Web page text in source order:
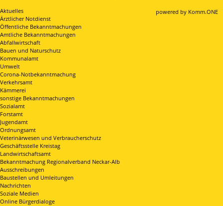
powered by Komm.ONE
Aktuelles
Ärztlicher Notdienst
Öffentliche Bekanntmachungen
Amtliche Bekanntmachungen
Abfallwirtschaft
Bauen und Naturschutz
Kommunalamt
Umwelt
Corona-Notbekanntmachung
Verkehrsamt
Kämmerei
sonstige Bekanntmachungen
Sozialamt
Forstamt
Jugendamt
Ordnungsamt
Veterinärwesen und Verbraucherschutz
Geschäftsstelle Kreistag
Landwirtschaftsamt
Bekanntmachung Regionalverband Neckar-Alb
Ausschreibungen
Baustellen und Umleitungen
Nachrichten
Soziale Medien
Online Bürgerdialoge